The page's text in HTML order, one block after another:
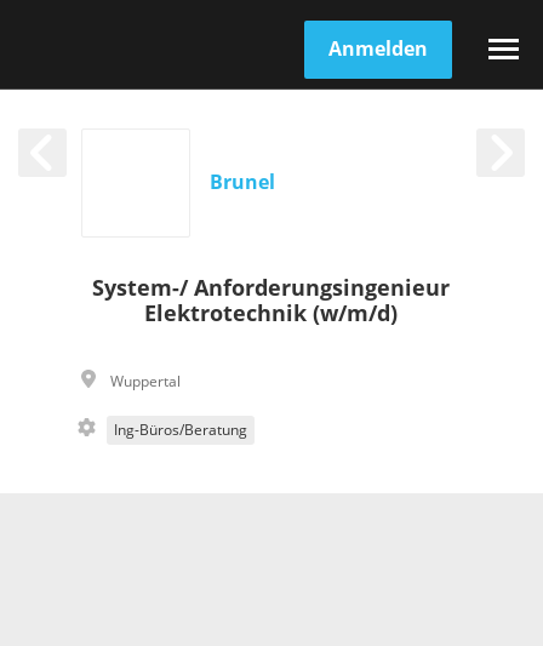
Anmelden
Brunel
System-/ Anforderungsingenieur
Elektrotechnik (w/m/d)
Wuppertal
Ing-Büros/Beratung